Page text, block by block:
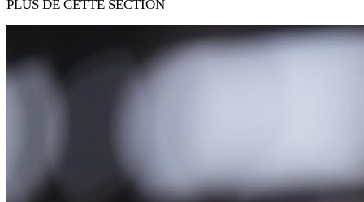
PLUS DE CETTE SECTION